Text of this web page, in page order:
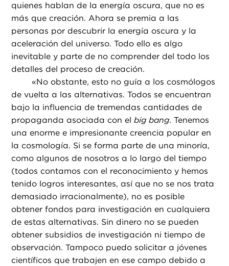
quienes hablan de la energía oscura, que no es
más que creación. Ahora se premia a las
personas por descubrir la energía oscura y la
aceleración del universo. Todo ello es algo
inevitable y parte de no comprender del todo los
detalles del proceso de creación.
«No obstante, esto no guía a los cosmólogos
de vuelta a las alternativas. Todos se encuentran
bajo la influencia de tremendas cantidades de
propaganda asociada con elbig bang. Tenemos
una enorme e impresionante creencia popular en
la cosmología. Si se forma parte de una minoría,
como algunos de nosotros a lo largo del tiempo
(todos contamos con el reconocimiento y hemos
tenido logros interesantes, así que no se nos trata
demasiado irracionalmente), no es posible
obtener fondos para investigación en cualquiera
de estas alternativas. Sin dinero no se pueden
obtener subsidios de investigación ni tiempo de
observación. Tampoco puedo solicitar a jóvenes
científicos que trabajen en ese campo debido a